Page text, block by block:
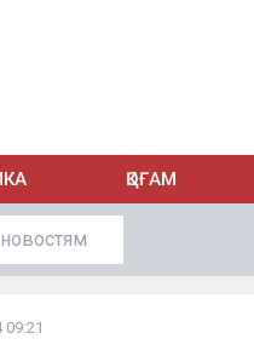
ҚОҒАМ
09:21